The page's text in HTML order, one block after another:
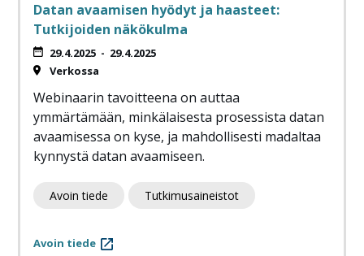
Datan avaamisen hyödyt ja haasteet:
Tutkijoiden näkökulma
29.4.2025 - 29.4.2025
Verkossa
Webinaarin tavoitteena on auttaa
ymmärtämään, minkälaisesta prosessista datan
avaamisessa on kyse, ja mahdollisesti madaltaa
kynnystä datan avaamiseen.
Avoin tiede Tutkimusaineistot
Avoin tiede